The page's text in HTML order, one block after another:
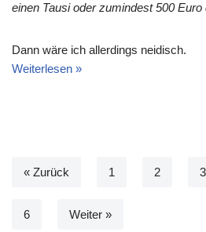
einen Tausi oder zumindest 500 Euro
Dann wäre ich allerdings neidisch.
Weiterlesen »
« Zurück 1 2 3
6 Weiter »